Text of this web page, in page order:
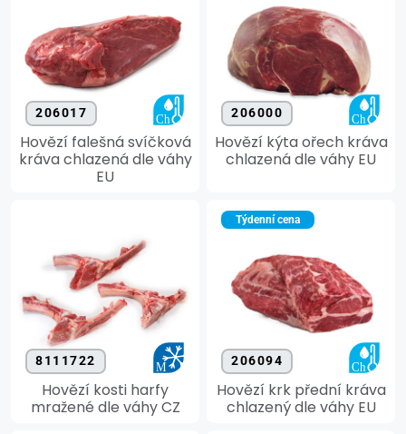
206017
Hovězí falešná svíčková
kráva chlazená dle váhy
EU
206000
Hovězí kýta ořech kráva
chlazená dle váhy EU
8111722
Hovězí kosti harfy
mražené dle váhy CZ
Týdenní cena
206094
Hovězí krk přední kráva
chlazený dle váhy EU